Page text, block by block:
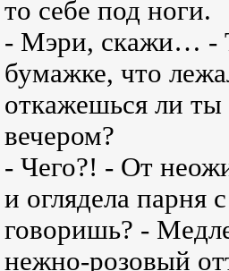
то себе под ноги.
- Мэри, скажи… -
бумажке, что
откажешься ли
вечером?
- Чего?! - От
и оглядела парня
говоришь? -
нежно-розовый